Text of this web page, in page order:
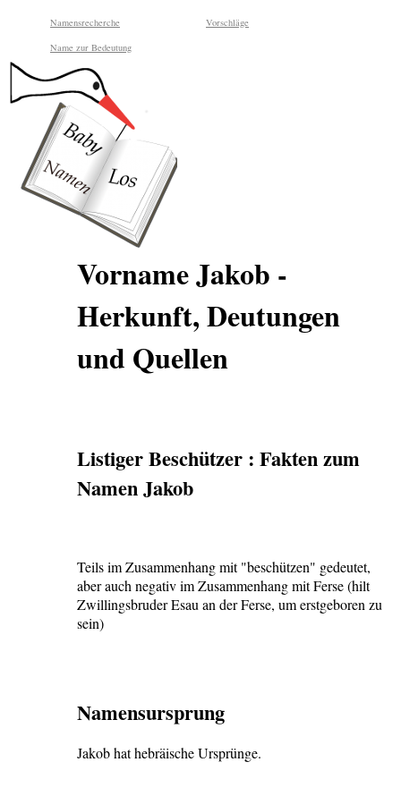
Namensrecherche Vorschläge
Name zur Bedeutung
Vorname Jakob -
Herkunft, Deutungen
und Quellen
Listiger Beschützer : Fakten zum
Namen Jakob
Teils im Zusammenhang mit "beschützen" gedeutet,
aber auch negativ im Zusammenhang mit Ferse (hilt
Zwillingsbruder Esau an der Ferse, um erstgeboren zu
sein)
Namensursprung
Jakob hat hebräische Ursprünge.